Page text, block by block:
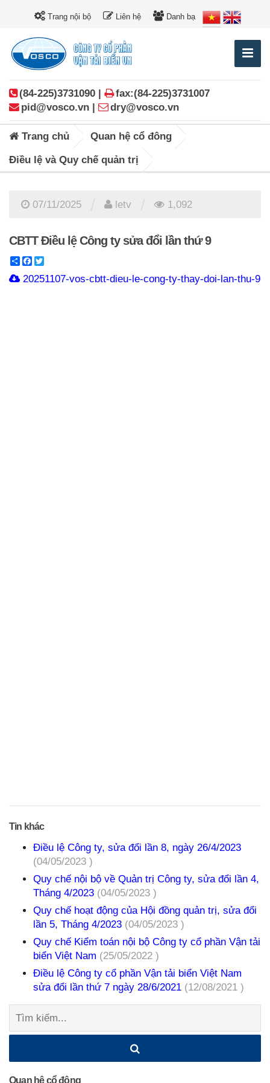
Trang nội bộ Liên hệ Danh bạ
(84-225)3731090 |
fax:(84-225)3731007
pid@vosco.vn |
dry@vosco.vn
Trang chủ Quan hệ cổ đông
Điều lệ và Quy chế quản trị
07/11/2025 letv 1,092
CBTT Điều lệ Công ty sửa đổi lần thứ 9
ShareFacebook
20251107-vos-cbtt-dieu-le-cong-ty-thay-doi-lan-thu-9-
Tin khác
Điều lệ Công ty, sửa đổi lần 8, ngày 26/4/2023
(04/05/2023 )
Quy chế nội bộ về Quản trị Công ty, sửa đổi lần 4,
Tháng 4/2023 (04/05/2023 )
Quy chế hoạt động của Hội đồng quản trị, sửa đổi
lần 5, Tháng 4/2023 (04/05/2023 )
Quy chế Kiểm toán nội bộ Công ty cổ phần Vận tải
biển Việt Nam (25/05/2022 )
Điều lệ Công ty cổ phần Vận tải biển Việt Nam
sửa đổi lần thứ 7 ngày 28/6/2021 (12/08/2021 )
Tìm
kiếm:
Quan hệ cổ đông